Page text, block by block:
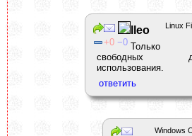
Linux
0 0
lleo
Только
свободных
использования.
Windows